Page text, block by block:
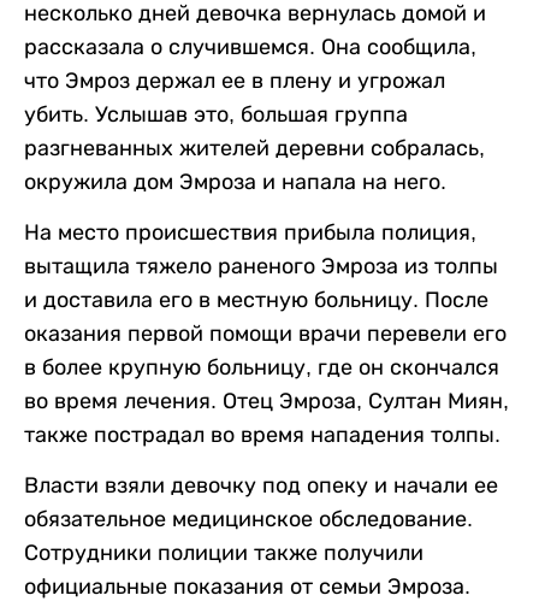
несколько дней девочка вернулась домой и
рассказала о случившемся. Она сообщила,
что Эмроз держал ее в плену и угрожал
убить. Услышав это, большая группа
разгневанных жителей деревни собралась,
окружила дом Эмроза и напала на него.
На место происшествия прибыла полиция,
вытащила тяжело раненого Эмроза из толпы
и доставила его в местную больницу. После
оказания первой помощи врачи перевели его
в более крупную больницу, где он скончался
во время лечения. Отец Эмроза, Султан Миян,
также пострадал во время нападения толпы.
Власти взяли девочку под опеку и начали ее
обязательное медицинское обследование.
Сотрудники полиции также получили
официальные показания от семьи Эмроза.